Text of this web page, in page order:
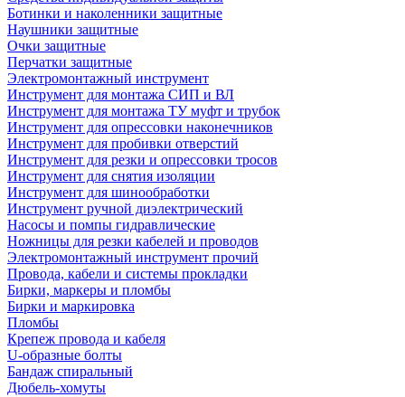
Ботинки и наколенники защитные
Наушники защитные
Очки защитные
Перчатки защитные
Электромонтажный инструмент
Инструмент для монтажа СИП и ВЛ
Инструмент для монтажа ТУ муфт и трубок
Инструмент для опрессовки наконечников
Инструмент для пробивки отверстий
Инструмент для резки и опрессовки тросов
Инструмент для снятия изоляции
Инструмент для шинообработки
Инструмент ручной диэлектрический
Насосы и помпы гидравлические
Ножницы для резки кабелей и проводов
Электромонтажный инструмент прочий
Провода, кабели и системы прокладки
Бирки, маркеры и пломбы
Бирки и маркировка
Пломбы
Крепеж провода и кабеля
U-образные болты
Бандаж спиральный
Дюбель-хомуты